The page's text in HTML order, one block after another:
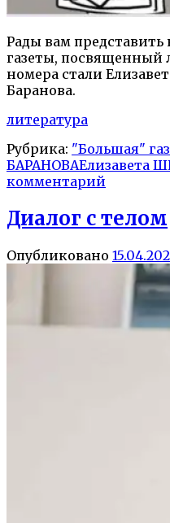
Рады вам
газеты, посвященный
номера стали
Баранова.
литература
Рубрика: "Большая"
БАРАНОВАЕлизавета
комментарий
Диалог с телом
Опубликовано